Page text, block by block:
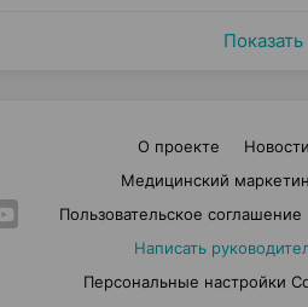
О проекте
Медицинский
Пользовательское соглашение
Написать
Персональные настройки